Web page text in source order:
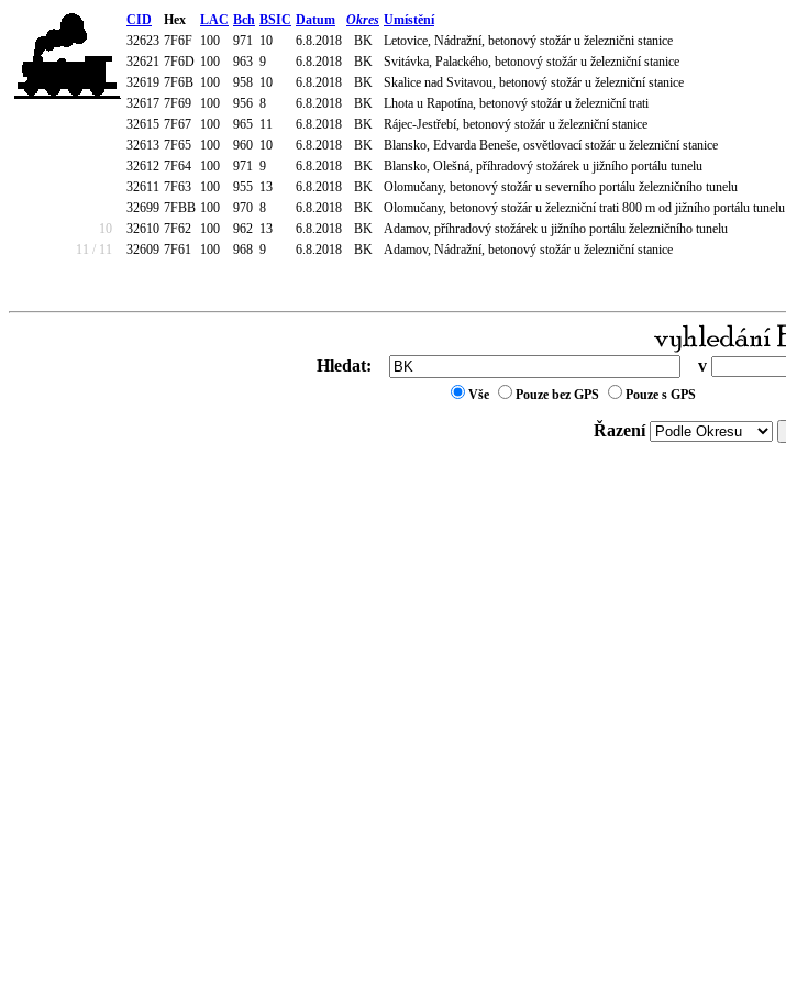
CID Hex LAC Bch BSIC Datum Okres Umístění
32623 7F6F 100 971 10 6.8.2018 BK Letovice, Nádražní, betonový stožár u železnični stanice
32621 7F6D 100 963 9 6.8.2018 BK Svitávka, Palackého, betonový stožár u železniční stanice
32619 7F6B 100 958 10 6.8.2018 BK Skalice nad Svitavou, betonový stožár u železniční stanice
32617 7F69 100 956 8 6.8.2018 BK Lhota u Rapotína, betonový stožár u železniční trati
32615 7F67 100 965 11 6.8.2018 BK Rájec-Jestřebí, betonový stožár u železniční stanice
32613 7F65 100 960 10 6.8.2018 BK Blansko, Edvarda Beneše, osvětlovací stožár u železniční stanice
32612 7F64 100 971 9 6.8.2018 BK Blansko, Olešná, příhradový stožárek u jižního portálu tunelu
32611 7F63 100 955 13 6.8.2018 BK Olomučany, betonový stožár u severního portálu železničního tunelu
32699 7FBB 100 970 8 6.8.2018 BK Olomučany, betonový stožár u železniční trati 800 m od jižního portálu tunelu
10
32610 7F62 100 962 13 6.8.2018 BK Adamov, příhradový stožárek u jižního portálu železničního tunelu
11 / 11
32609 7F61 100 968 9 6.8.2018 BK Adamov, Nádražní, betonový stožár u železniční stanice
Hledat: v
Vše Pouze bez GPS Pouze s GPS
Řazení